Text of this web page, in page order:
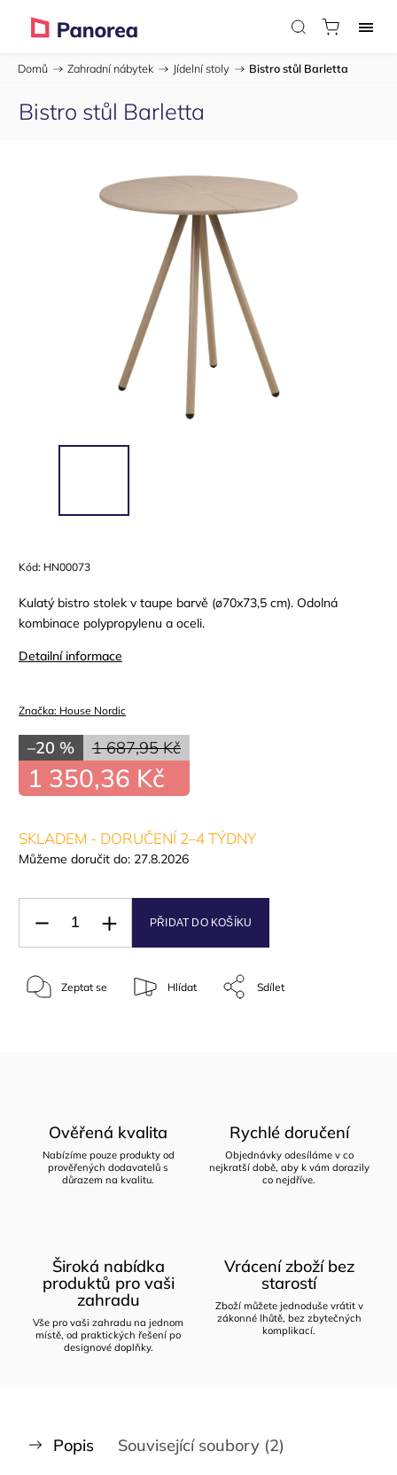
Domů / Zahradní nábytek / Jídelní stoly / Bistro stůl Barletta
Bistro stůl Barletta
Kód: HN00073
Kulatý bistro stolek v taupe barvě (ø70x73,5 cm). Odolná
kombinace polypropylenu a oceli.
Detailní informace
Značka: House Nordic
1 687,95 Kč
–20 %
1 350,36 Kč
SKLADEM - DORUČENÍ 2–4 TÝDNY
Můžeme doručit do: 27.8.2026
PŘIDAT DO KOŠÍKU
Zeptat se Hlídat Sdílet
Ověřená kvalita
Nabízíme pouze produkty od
prověřených dodavatelů s
důrazem na kvalitu.
Rychlé doručení
Objednávky odesíláme v co
nejkratší době, aby k vám dorazily
co nejdříve.
Široká nabídka
produktů pro vaši
zahradu
Vše pro vaši zahradu na jednom
místě, od praktických řešení po
designové doplňky.
Vrácení zboží bez
starostí
Zboží můžete jednoduše vrátit v
zákonné lhůtě, bez zbytečných
komplikací.
Popis Související soubory (2)